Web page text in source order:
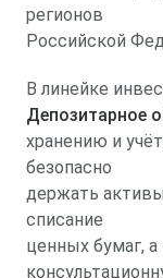
регионов
Российской
В линейке
Депозитарное
хранению и
безопасно
держать
списание
ценных бумаг,